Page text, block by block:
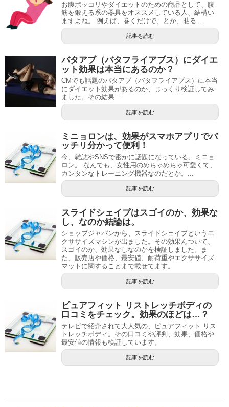
お腹ポッコリやダイエットのための商品として、腹
筋を鍛える系の器具をオススメしている人、結構い
ますよね。 例えば、巻くだけで、とか、貼る...
記事を読む
バタアブ（バタフライアブス）にダイエ
ット効果は本当にあるのか？
CMでも話題のバタアブ（バタフライアブス）に本当
にダイエット効果があるのか、じっくり検証してみ
ました。その結果…
記事を読む
ミニョロンは、効果がスマホアプリでバ
ッチリ分かって便利！
今、雑誌やSNSで密かに話題になっている、ミニョ
ロン。 なんでも、女性用のめちゃめちゃ可愛くて、
カンタンなトレーニング機器なのだとか。...
記事を読む
スライドシェイプはスゴイのか、効果な
し、なのか結論は。
ショップジャパンから、スライドシェイプというエ
クササイズマシンが出ました。その効果んついて、
スゴイのか、効果なしなのかを検証しました。ま
た、販売店や価格、最安値、耐荷重やエクササイズ
マットに関することまで載せてます。
記事を読む
ピュアフィット リストレッチボディの
口コミをチェック。効果のほどは…？
テレビで紹介されて大人気の、ピュアフィット リス
トレッチボディ。その口コミや評判、効果、価格や
最安値の情報も検証しています。
記事を読む